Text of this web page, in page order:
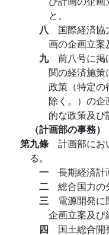
と。
八 国際経済
画の企画立案
九 前八号に掲
関の経済施策
政策（特定の
除く。）の企
的な政策及び
（計画部の事務）
第九條 計画部にお
る。
一 長期経済計
二 総合国力の
三 電源開発
企画立案及び
四 国土総合開